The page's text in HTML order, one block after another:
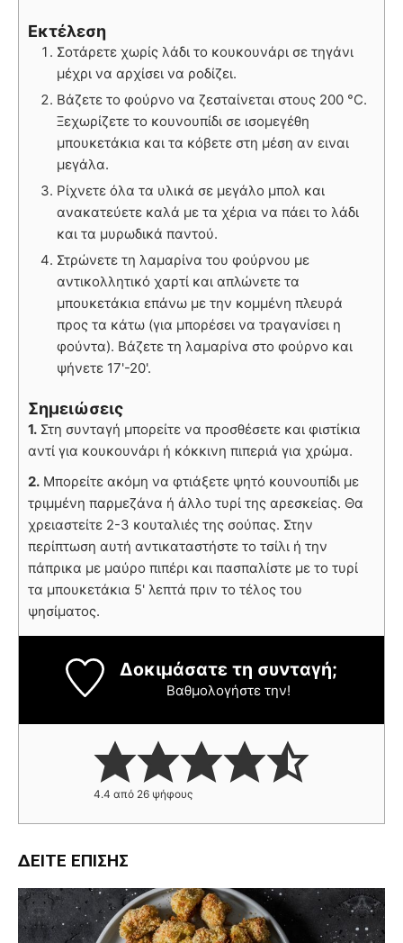
Εκτέλεση
Σοτάρετε χωρίς λάδι το κουκουνάρι σε τηγάνι
μέχρι να αρχίσει να ροδίζει.
Βάζετε το φούρνο να ζεσταίνεται στους 200 °C.
Ξεχωρίζετε το κουνουπίδι σε ισομεγέθη
μπουκετάκια και τα κόβετε στη μέση αν ειναι
μεγάλα.
Ρίχνετε όλα τα υλικά σε μεγάλο μπολ και
ανακατεύετε καλά με τα χέρια να πάει το λάδι
και τα μυρωδικά παντού.
Στρώνετε τη λαμαρίνα του φούρνου με
αντικολλητικό χαρτί και απλώνετε τα
μπουκετάκια επάνω με την κομμένη πλευρά
προς τα κάτω (για μπορέσει να τραγανίσει η
φούντα). Βάζετε τη λαμαρίνα στο φούρνο και
ψήνετε 17'-20'.
Σημειώσεις
1. Στη συνταγή μπορείτε να προσθέσετε και φιστίκια
αντί για κουκουνάρι ή κόκκινη πιπεριά για χρώμα.
2. Μπορείτε ακόμη να φτιάξετε ψητό κουνουπίδι με
τριμμένη παρμεζάνα ή άλλο τυρί της αρεσκείας. Θα
χρειαστείτε 2-3 κουταλιές της σούπας. Στην
περίπτωση αυτή αντικαταστήστε το τσίλι ή την
πάπρικα με μαύρο πιπέρι και πασπαλίστε με το τυρί
τα μπουκετάκια 5' λεπτά πριν το τέλος του
ψησίματος.
Δοκιμάσατε τη συνταγή;
Βαθμολογήστε την!
4.4 από 26 ψήφους
ΔΕΊΤΕ ΕΠΊΣΗΣ